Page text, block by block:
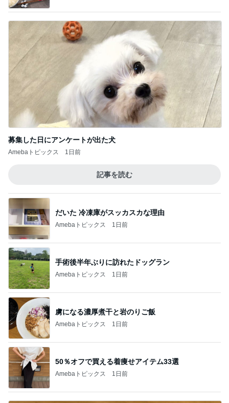
募集した日にアンケートが出た犬
Amebaトピックス 1日前
記事を読む
だいた 冷凍庫がスッカスカな理由
Amebaトピックス 1日前
手術後半年ぶりに訪れたドッグラン
Amebaトピックス 1日前
虜になる濃厚煮干と岩のりご飯
Amebaトピックス 1日前
50％オフで買える着痩せアイテム33選
Amebaトピックス 1日前